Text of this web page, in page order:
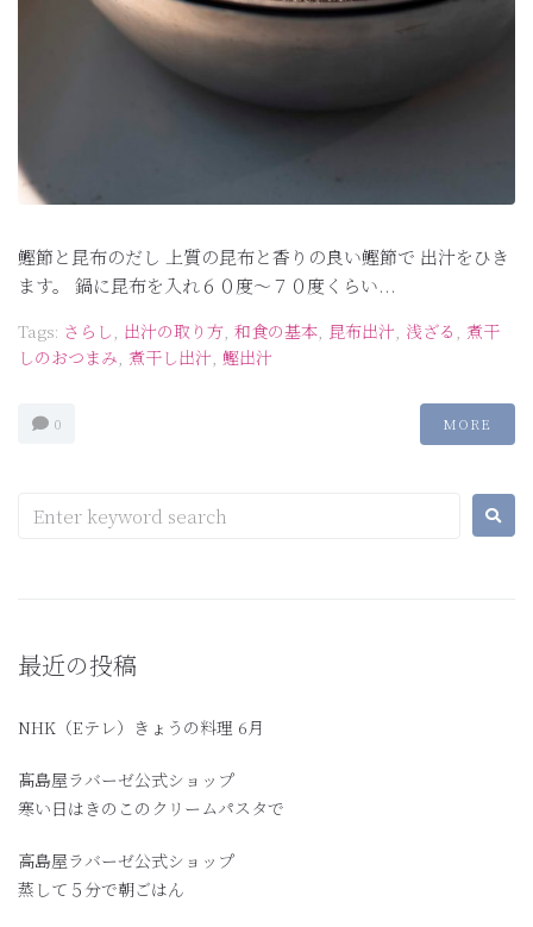
鰹節と昆布のだし 上質の昆布と香りの良い鰹節で 出汁をひき
ます。 鍋に昆布を入れ６０度～７０度くらい...
Tags: さらし 出汁の取り方 和食の基本 昆布出汁 浅ざる
煮干
しのおつまみ 煮干し出汁 鰹出汁
0 MORE
最近の投稿
NHK（Eテレ）きょうの料理 6月
髙島屋ラバーゼ公式ショップ
寒い日はきのこのクリームパスタで
高島屋ラバーゼ公式ショップ
蒸して５分で朝ごはん